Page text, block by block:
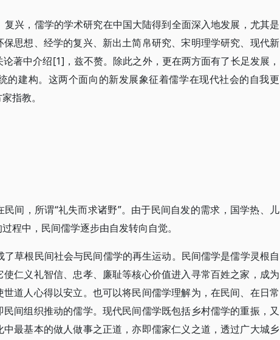
兴，儒学的学术研究在中国大陆得到全面深入地发展，尤其是
思想、经学的复兴、新出土简帛研究、宋明理学研究、现代新
著中介绍[1]，兹不赘。除此之外，更在两方面有了长足发展，
的建构。这两个面向的新发展象征着儒学在现代社会的自我更
指教。
间，所谓“礼失而求诸野”。由于民间自发的需求，国学热、儿
程中，民间儒学逐步由自发转向自觉。
草根民间社会与民间儒学的再生运动。民间儒学是儒学灵根自
仁义礼智信、忠孝、廉耻等核心价值进入寻常百姓之家，成为
道人心得以安立。也可以将民间儒学理解为，在民间、在日常
间组织推动的儒学。现代民间儒学既包括乡村儒学的重振，又
最基本的做人做事之正道，亦即儒家仁义之道，透过广大城乡